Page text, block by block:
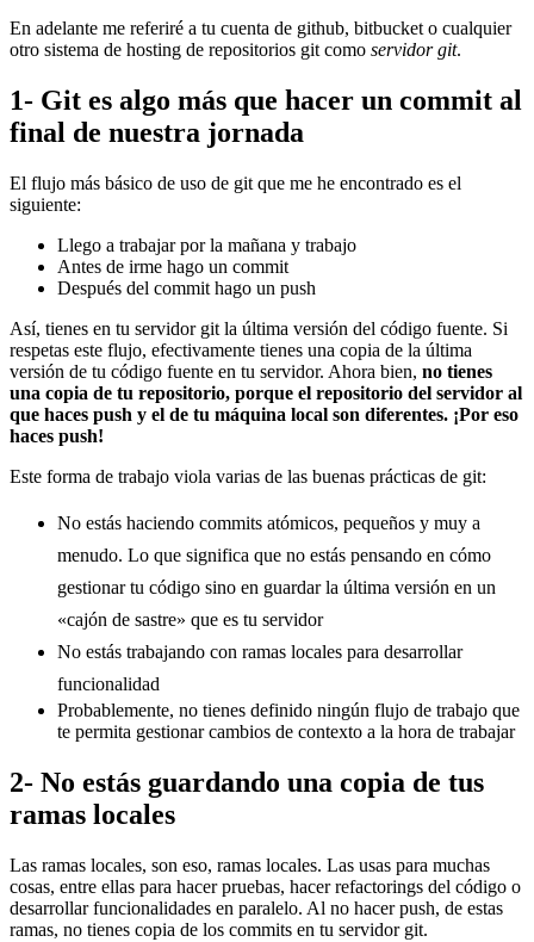
En adelante me referiré a tu cuenta de github, bitbucket o cualquier
otro sistema de hosting de repositorios git como servidor git.
1- Git es algo más que hacer un commit al
final de nuestra jornada
El flujo más básico de uso de git que me he encontrado es el
siguiente:
Llego a trabajar por la mañana y trabajo
Antes de irme hago un commit
Después del commit hago un push
Así, tienes en tu servidor git la última versión del código fuente. Si
respetas este flujo, efectivamente tienes una copia de la última
versión de tu código fuente en tu servidor. Ahora bien, no tienes
una copia de tu repositorio, porque el repositorio del servidor al
que haces push y el de tu máquina local son diferentes. ¡Por eso
haces push!
Este forma de trabajo viola varias de las buenas prácticas de git:
No estás haciendo commits atómicos, pequeños y muy a
menudo. Lo que significa que no estás pensando en cómo
gestionar tu código sino en guardar la última versión en un
«cajón de sastre» que es tu servidor
No estás trabajando con ramas locales para desarrollar
funcionalidad
Probablemente, no tienes definido ningún flujo de trabajo que
te permita gestionar cambios de contexto a la hora de trabajar
2- No estás guardando una copia de tus
ramas locales
Las ramas locales, son eso, ramas locales. Las usas para muchas
cosas, entre ellas para hacer pruebas, hacer refactorings del código o
desarrollar funcionalidades en paralelo. Al no hacer push, de estas
ramas, no tienes copia de los commits en tu servidor git.